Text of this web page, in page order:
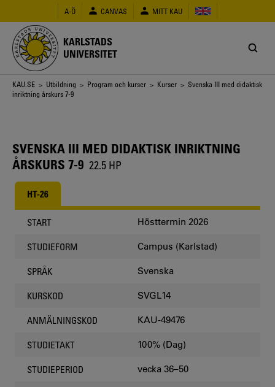
huvudinnehåll
A-Ö CANVAS MITT KAU
KARLSTADS
UNIVERSITET
Länkstig
KAU.SE > Utbildning > Program och kurser > Kurser > Svenska III med didaktisk
inriktning årskurs 7-9
SVENSKA III MED DIDAKTISK INRIKTNING
ÅRSKURS 7-9 22.5 HP
HT-26
START Hösttermin 2026
STUDIEFORM Campus (Karlstad)
SPRÅK Svenska
KURSKOD SVGL14
ANMÄLNINGSKOD KAU-49476
STUDIETAKT 100% (Dag)
STUDIEPERIOD vecka 36–50